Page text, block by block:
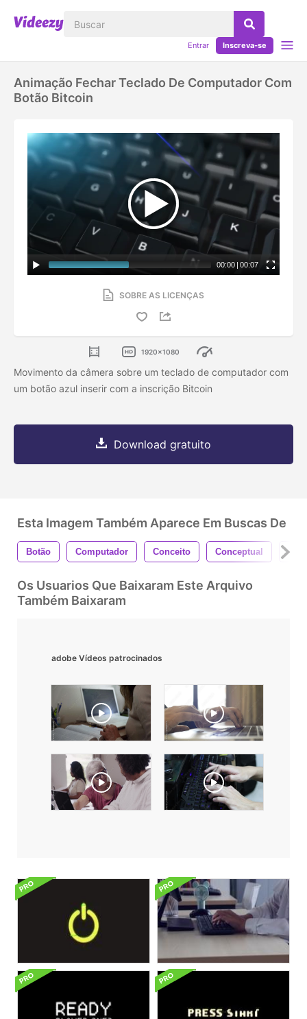
Entrar Inscreva-se
Animação Fechar Teclado De Computador Com
Botão Bitcoin
00:00 | 00:07
SOBRE AS LICENÇAS
1920x1080
Movimento da câmera sobre um teclado de computador com
um botão azul inserir com a inscrição Bitcoin
Download gratuito
Esta Imagem Também Aparece Em Buscas De
Botão Computador Conceito Conceptual
Os Usuarios Que Baixaram Este Arquivo
Também Baixaram
adobe Vídeos patrocinados